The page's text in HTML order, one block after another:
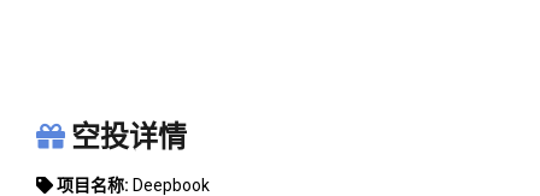
空投详情
项目名称: Deepbook